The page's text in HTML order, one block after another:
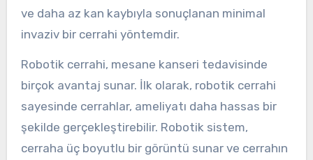
ve daha az kan kaybıyla sonuçlanan minimal
invaziv bir cerrahi yöntemdir.
Robotik cerrahi, mesane kanseri tedavisinde
birçok avantaj sunar. İlk olarak, robotik cerrahi
sayesinde cerrahlar, ameliyatı daha hassas bir
şekilde gerçekleştirebilir. Robotik sistem,
cerraha üç boyutlu bir görüntü sunar ve cerrahın